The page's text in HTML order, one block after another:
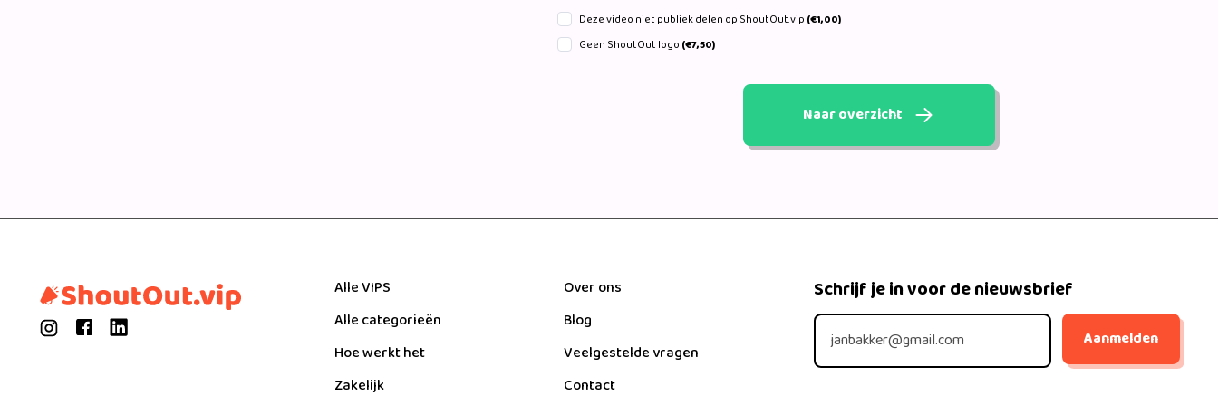
Deze video niet publiek delen op ShoutOut.vip (€1,00)
Geen ShoutOut logo (€7,50)
Naar overzicht
Alle VIPS
Alle categorieën
Hoe werkt het
Zakelijk
Over ons
Blog
Veelgestelde vragen
Contact
Schrijf je in voor de nieuwsbrief
Aanmelden